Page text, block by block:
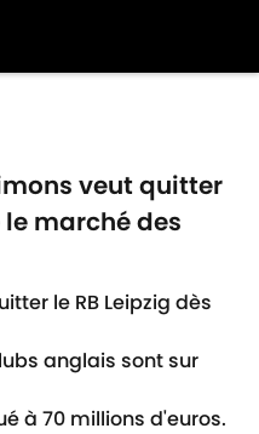
veut quitter
le marché des
le RB Leipzig dès
anglais sont sur
à 70 millions d'euros.